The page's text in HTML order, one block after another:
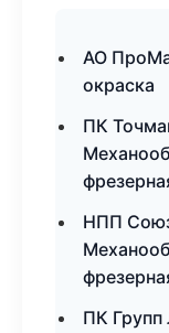
АО
окраска
ПК
НПП
ПК